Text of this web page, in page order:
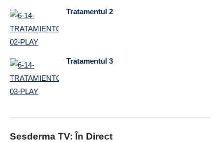
Tratamentul 2
Tratamentul 3
Sesderma TV: În Direct